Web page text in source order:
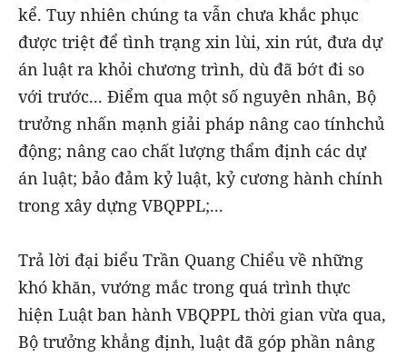
kể. Tuy nhiên chúng ta vẫn chưa khắc phục
được triệt để tình trạng xin lùi, xin rút, đưa dự
án luật ra khỏi chương trình, dù đã bớt đi so
với trước... Điểm qua một số nguyên nhân, Bộ
trưởng nhấn mạnh giải pháp nâng cao tínhchủ
động; nâng cao chất lượng thẩm định các dự
án luật; bảo đảm kỷ luật, kỷ cương hành chính
trong xây dựng VBQPPL;...
Trả lời đại biểu Trần Quang Chiểu về những
khó khăn, vướng mắc trong quá trình thực
hiện Luật ban hành VBQPPL thời gian vừa qua,
Bộ trưởng khẳng định, luật đã góp phần nâng